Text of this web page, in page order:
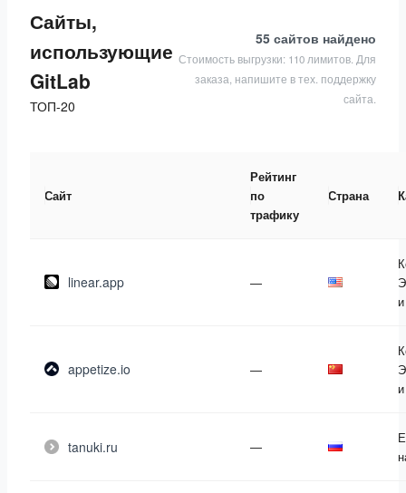
Сайты,
использующие
GitLab
ТОП-20
55 сайтов найдено
Стоимость выгрузки: 110 лимитов. Для
заказа, напишите в тех. поддержку
сайта.
Сайт
Рейтинг
по
трафику
Страна
linear.app —
appetize.io —
tanuki.ru —